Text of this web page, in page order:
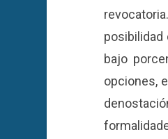
posibilidad
bajo
opciones,